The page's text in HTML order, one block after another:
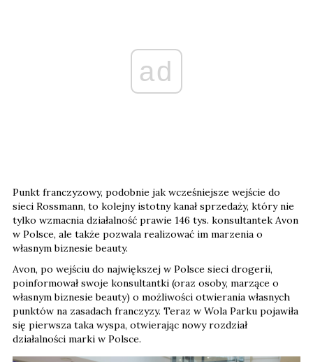
ad
Punkt franczyzowy, podobnie jak wcześniejsze wejście do
sieci Rossmann, to kolejny istotny kanał sprzedaży, który nie
tylko wzmacnia działalność prawie 146 tys. konsultantek Avon
w Polsce, ale także pozwala realizować im marzenia o
własnym biznesie beauty.
Avon, po wejściu do największej w Polsce sieci drogerii,
poinformował swoje konsultantki (oraz osoby, marzące o
własnym biznesie beauty) o możliwości otwierania własnych
punktów na zasadach franczyzy. Teraz w Wola Parku pojawiła
się pierwsza taka wyspa, otwierając nowy rozdział
działalności marki w Polsce.